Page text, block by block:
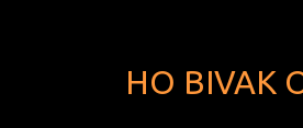
HO BIVAK